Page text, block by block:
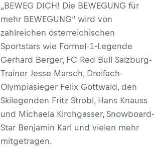
„BEWEG DICH! Die BEWEGUNG für
mehr BEWEGUNG“ wird von
zahlreichen österreichischen
Sportstars wie Formel-1-Legende
Gerhard Berger, FC Red Bull Salzburg-
Trainer Jesse Marsch, Dreifach-
Olympiasieger Felix Gottwald, den
Skilegenden Fritz Strobl, Hans Knauss
und Michaela Kirchgasser, Snowboard-
Star Benjamin Karl und vielen mehr
mitgetragen.